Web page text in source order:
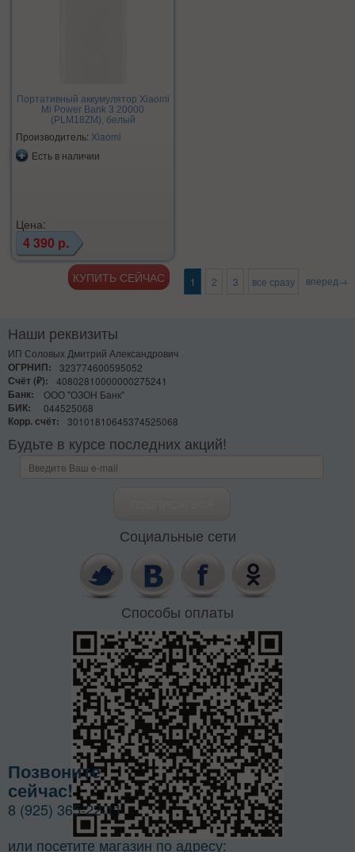
Портативный аккумулятор Xiaomi
Mi Power Bank 3 20000
(PLM18ZM), белый
Производитель: Xiaomi
Есть в наличии
Цена:
4 390 р.
1 2 3 все сразу вперед→
Наши реквизиты
ИП Соловых Дмитрий Александрович
ОГРНИП:
323774600595052
Счёт (₽):
40802810000000275241
Банк:
ООО "ОЗОН Банк"
БИК:
044525068
Корр. счёт:
30101810645374525068
Будьте в курсе последних акций!
Социальные сети
Способы оплаты
Позвоните
сейчас!
8 (925) 365-22-11
или посетите магазин по адресу: